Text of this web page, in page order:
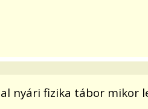
nyári fizika tábor mikor